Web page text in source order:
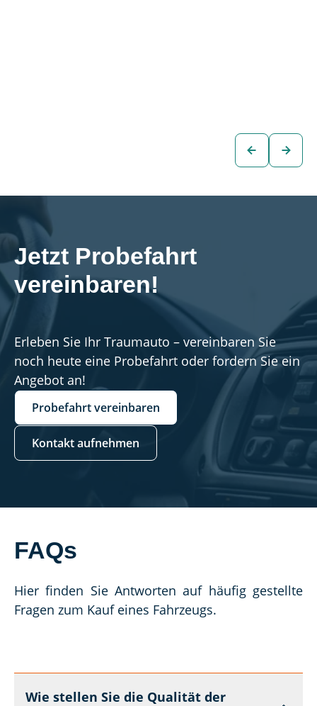
zum
Fahrzeug
Jetzt Probefahrt
vereinbaren!
Erleben Sie Ihr Traumauto – vereinbaren Sie
noch heute eine Probefahrt oder fordern Sie ein
Angebot an!
Probefahrt vereinbaren
Kontakt aufnehmen
FAQs
Hier finden Sie Antworten auf häufig gestellte
Fragen zum Kauf eines Fahrzeugs.
Wie stellen Sie die Qualität der